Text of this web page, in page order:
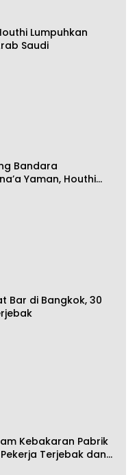
Lumpuhkan
Saudi
Bandara
Yaman, Houthi
Bar di Bangkok, 30
Kebakaran Pabrik
Terjebak dan